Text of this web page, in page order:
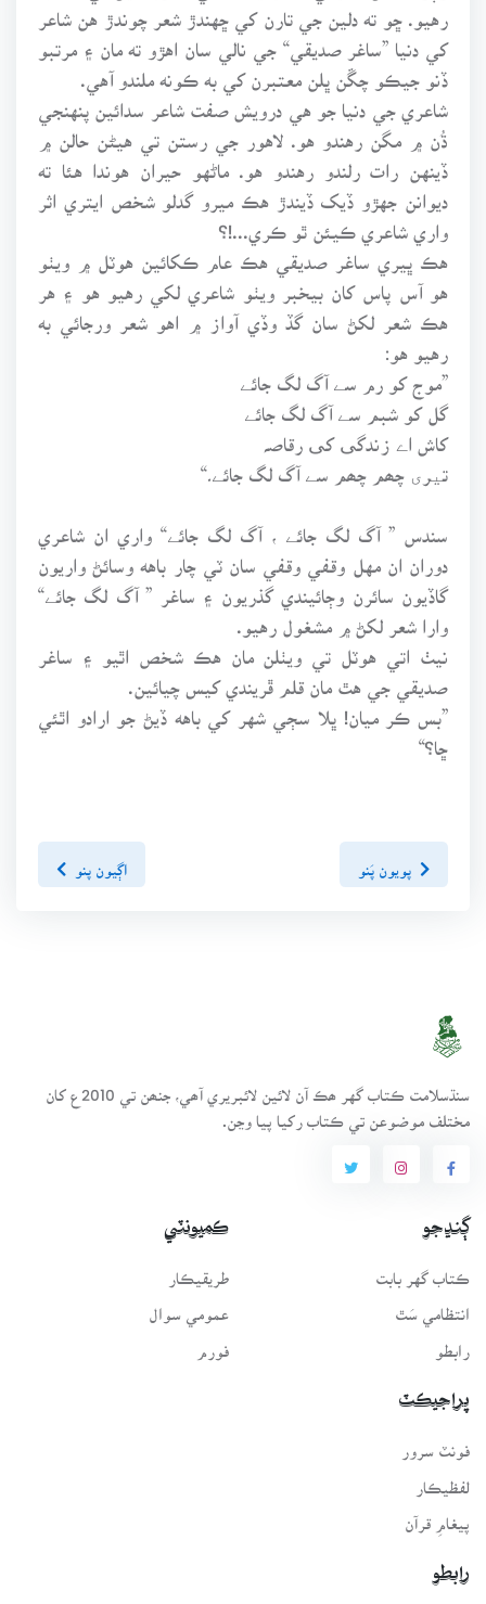
رهيو. ڇو ته دلين جي تارن کي ڇهندڙ شعر چوندڙ هن شاعر
کي دنيا ”ساغر صديقي“ جي نالي سان اهڙو ته مان ۽ مرتبو
ڏنو جيڪو چڱن ڀلن معتبرن کي به ڪونه ملندو آهي.
شاعري جي دنيا جو هي درويش صفت شاعر سدائين پنهنجي
ڌُن ۾ مگن رهندو هو. لاهور جي رستن تي هيڻن حالن ۾
ڏينهن رات رلندو رهندو هو. ماڻهو حيران هوندا هئا ته
ديوانن جهڙو ڏيک ڏيندڙ هڪ ميرو گدلو شخص ايتري اثر
واري شاعري ڪيئن ٿو ڪري...!؟
هڪ ڀيري ساغر صديقي هڪ عام ڪکائين هوٽل ۾ ويٺو
هو آس پاس کان بيخبر ويٺو شاعري لکي رهيو هو ۽ هر
هڪ شعر لکڻ سان گڏ وڏي آواز ۾ اهو شعر ورجائي به
”موج کو رم سے آگ لگ جائے
گل کو شبم سے آگ لگ جائے
کاش اے زندگی کی رقاصہ
تیری چھم چھم سے آگ لگ جائے۔“
سندس ” آگ لگ جائے ، آگ لگ جائے“ واري ان شاعري
دوران ان مهل وقفي وقفي سان ٽي چار باهه وسائڻ واريون
گاڏيون سائرن وڄائيندي گذريون ۽ ساغر ” آگ لگ جائے“
وارا شعر لکڻ ۾ مشغول رهيو.
نيٺ اتي هوٽل تي ويٺلن مان هڪ شخص اٿيو ۽ ساغر
صديقي جي هٿ مان قلم ڦريندي کيس چيائين.
”بس ڪر ميان! ڀلا سڄي شهر کي باهه ڏيڻ جو ارادو اٿئي
ڇا؟“
اڳيون پنو
سنڌسلامت ڪتاب گهر ھڪ آن لائين لائبريري آھي، جنھن تي 2010ع کان
مختلف موضوعن تي ڪتاب رکيا پيا وڃن.
ڳنڍجو
ڪتاب گهر بابت
انتظامي سَٿ
رابطو
ڪميونٽي
طريقيڪار
عمومي سوال
فورم
پراجيڪٽ
فونٽ سرور
لفظيڪار
پيغامِ قرآن
رابطو